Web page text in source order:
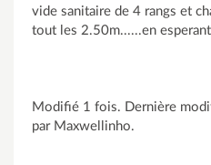
vide sanitaire de 4 rangs et
tout les 2.50m......en
Modifié 1 fois. Dernière
par Maxwellinho.